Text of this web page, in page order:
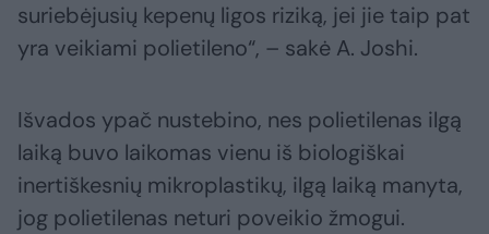
suriebėjusių kepenų ligos riziką, jei jie taip pat
yra veikiami polietileno“, – sakė A. Joshi.
Išvados ypač nustebino, nes polietilenas ilgą
laiką buvo laikomas vienu iš biologiškai
inertiškesnių mikroplastikų, ilgą laiką manyta,
jog polietilenas neturi poveikio žmogui.